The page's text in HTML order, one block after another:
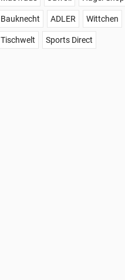
Bauknecht ADLER Wittchen
Tischwelt Sports Direct